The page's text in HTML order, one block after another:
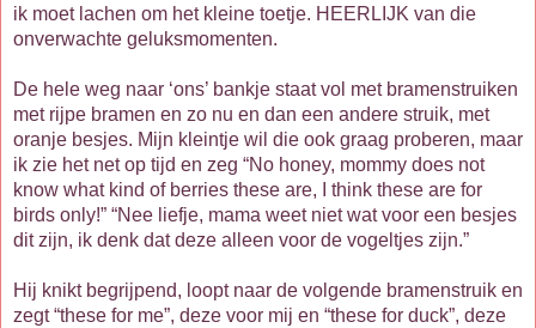
ik moet lachen om het kleine toetje. HEERLIJK van die
onverwachte geluksmomenten.
De hele weg naar ‘ons’ bankje staat vol met bramenstruiken
met rijpe bramen en zo nu en dan een andere struik, met
oranje besjes. Mijn kleintje wil die ook graag proberen, maar
ik zie het net op tijd en zeg “No honey, mommy does not
know what kind of berries these are, I think these are for
birds only!” “Nee liefje, mama weet niet wat voor een besjes
dit zijn, ik denk dat deze alleen voor de vogeltjes zijn.”
Hij knikt begrijpend, loopt naar de volgende bramenstruik en
zegt “these for me”, deze voor mij en “these for duck”, deze